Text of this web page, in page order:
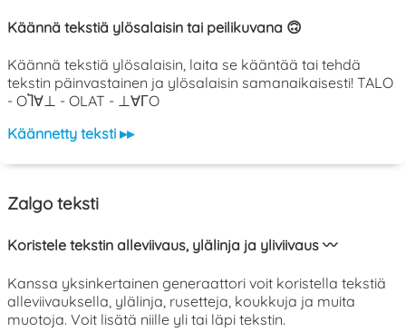
Käännä tekstiä ylösalaisin tai peilikuvana 🙃
Käännä tekstiä ylösalaisin, laita se kääntää tai tehdä
tekstin päinvastainen ja ylösalaisin samanaikaisesti! TALO
- OႨ∀⊥ - OLAT - ⊥∀ΓO
Käännetty teksti ▸▸
Zalgo teksti
Koristele tekstin alleviivaus, ylälinja ja yliviivaus 〰️
Kanssa yksinkertainen generaattori voit koristella tekstiä
alleviivauksella, ylälinja, rusetteja, koukkuja ja muita
muotoja. Voit lisätä niille yli tai läpi tekstin.